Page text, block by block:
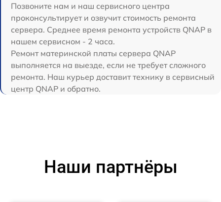
Позвоните нам и наш сервисного центра
проконсультирует и озвучит стоимость ремонта
сервера. Среднее время ремонта устройств QNAP в
нашем сервисном - 2 часа.
Ремонт материнской платы сервера QNAP
выполняется на выезде, если не требует сложного
ремонта. Наш курьер доставит технику в сервисный
центр QNAP и обратно.
Наши партнёры